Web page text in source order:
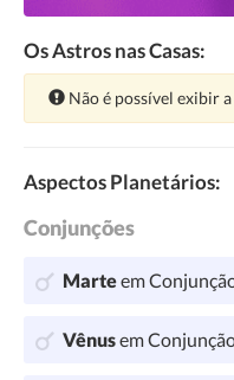
Os Astros nas Casas:
Atenção:
Não é possível exibir
Aspectos Planetários:
Conjunções
Marteem
Vênusem